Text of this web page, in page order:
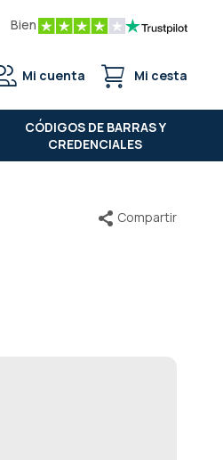
Bien
Mi cuenta Mi cesta
CÓDIGOS DE BARRAS Y
CREDENCIALES
Compartir